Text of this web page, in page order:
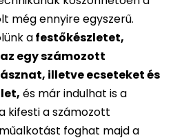
még ennyire egyszerű.
afestőkészletet,
egy számozott
illetve ecseteket és
és már indulhat is a
kifesti a számozott
foghat majd a